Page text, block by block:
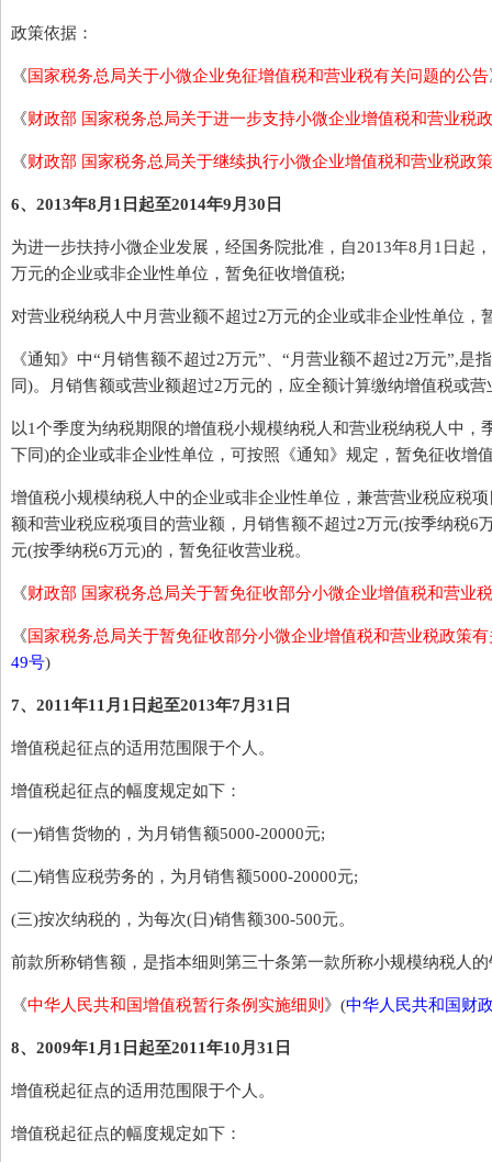
政策依据：
《 国家税务总局关于小微企业免征增值税和营业税有关问题的公告
《财政部 国家税务总局关于进一步支持小微企业增值税和营业税
《财政部 国家税务总局关于继续执行小微企业增值税和营业税政
6、2013年8月1日起至2014年9月30日
为进一步扶持小微企业发展，经国务院批准，自2013年8月1日起
万元的企业或非企业性单位，暂免征收增值税;
对营业税纳税人中月营业额不超过2万元的企业或非企业性单位，
《通知》中“月销售额不超过2万元”、“月营业额不超过2万元”,
同)。月销售额或营业额超过2万元的，应全额计算缴纳增值税或营
以1个季度为纳税期限的增值税小规模纳税人和营业税纳税人中
下同)的企业或非企业性单位，可按照《通知》规定，暂免征收增
增值税小规模纳税人中的企业或非企业性单位，兼营营业税应税
额和营业税应税项目的营业额，月销售额不超过2万元(按季纳税6
元(按季纳税6万元)的，暂免征收营业税。
《财政部 国家税务总局关于暂免征收部分小微企业增值税和营业
《 国家税务总局关于暂免征收部分小微企业增值税和营业税政策
49号)
7、2011年11月1日起至2013年7月31日
增值税起征点的适用范围限于个人。
增值税起征点的幅度规定如下：
(一)销售货物的，为月销售额5000-20000元;
(二)销售应税劳务的，为月销售额5000-20000元;
(三)按次纳税的，为每次(日)销售额300-500元。
前款所称销售额，是指本细则第三十条第一款所称小规模纳税人
《中华人民共和国增值税暂行条例实施细则 》(中华人民共和国财
8、2009年1月1日起至2011年10月31日
增值税起征点的适用范围限于个人。
增值税起征点的幅度规定如下：